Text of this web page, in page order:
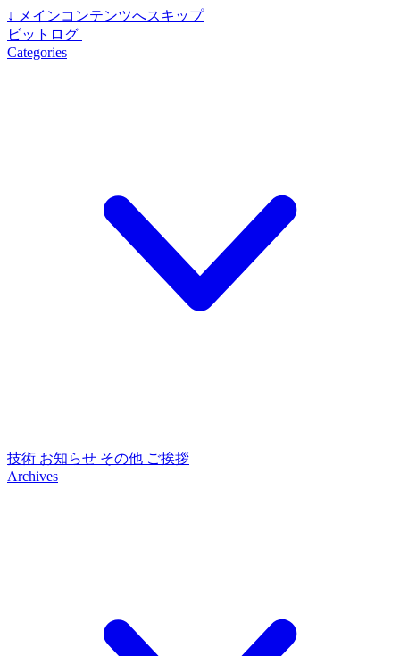
↓ メインコンテンツへスキップ
ビットログ
Categories
技術 お知らせ その他 ご挨拶
Archives